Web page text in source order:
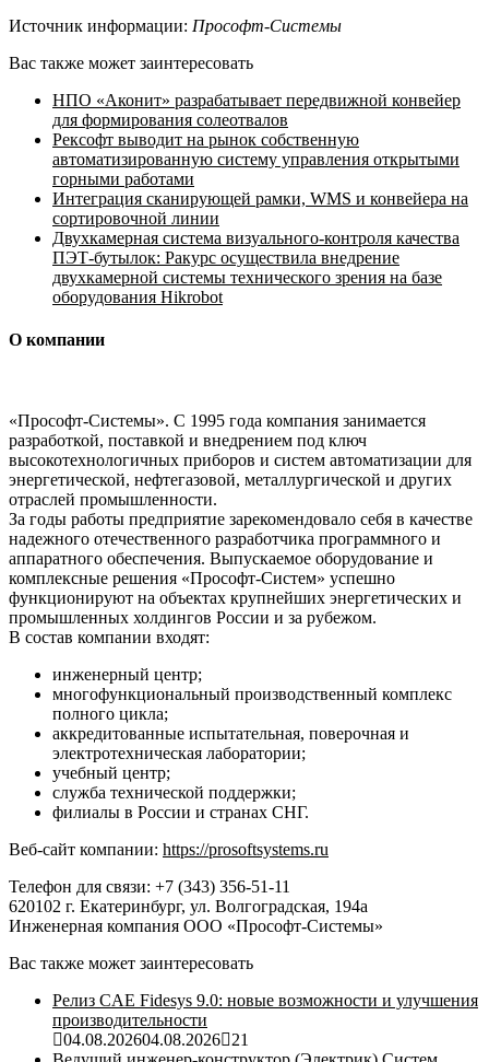
Источник информации: Прософт-Системы
Вас также может заинтересовать
НПО «Аконит» разрабатывает передвижной конвейер
для формирования солеотвалов
Рексофт выводит на рынок собственную
автоматизированную систему управления открытыми
горными работами
Интеграция сканирующей рамки, WMS и конвейера на
сортировочной линии
Двухкамерная система визуального-контроля качества
ПЭТ-бутылок: Ракурс осуществила внедрение
двухкамерной системы технического зрения на базе
оборудования Hikrobot
О компании
«Прософт-Системы». С 1995 года компания занимается
разработкой, поставкой и внедрением под ключ
высокотехнологичных приборов и систем автоматизации для
энергетической, нефтегазовой, металлургической и других
отраслей промышленности.
За годы работы предприятие зарекомендовало себя в качестве
надежного отечественного разработчика программного и
аппаратного обеспечения. Выпускаемое оборудование и
комплексные решения «Прософт-Систем» успешно
функционируют на объектах крупнейших энергетических и
промышленных холдингов России и за рубежом.
В состав компании входят:
инженерный центр;
многофункциональный производственный комплекс
полного цикла;
аккредитованные испытательная, поверочная и
электротехническая лаборатории;
учебный центр;
служба технической поддержки;
филиалы в России и странах СНГ.
Веб-сайт компании: https://prosoftsystems.ru
Телефон для связи: +7 (343) 356-51-11
620102 г. Екатеринбург, ул. Волгоградская, 194а
Инженерная компания ООО «Прософт-Системы»
Вас также может заинтересовать
Релиз CAE Fidesys 9.0: новые возможности и улучшения
производительности
04.08.202604.08.2026
21